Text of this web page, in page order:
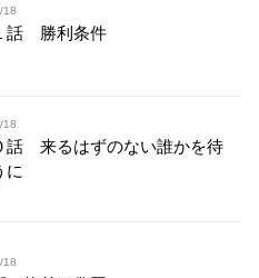
18
話 勝利条件
18
話 来るはずのない誰かを待
に
18